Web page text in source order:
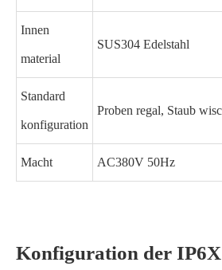
Innen
material
SUS304 Edelstahl
Standard
konfiguration
Proben regal, Staub
Macht AC380V 50Hz
Konfiguration der IP6X